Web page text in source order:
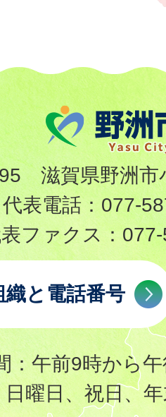
滋賀県野洲市
代表電話： 077-
ファクス：
織と電話番号
：午前9時から
日曜日、祝日、